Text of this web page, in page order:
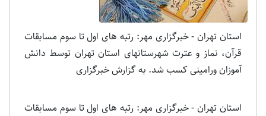
استان تهران - خبرگزاری مهر: رتبه های اول تا سوم مسابقات
قرآن، نماز و عترت شهرستانهای استان تهران توسط دانش
آموزان ورامینی کسب شد. به گزارش خبرگزاری
استان تهران - خبرگزاری مهر: رتبه های اول تا سوم مسابقات